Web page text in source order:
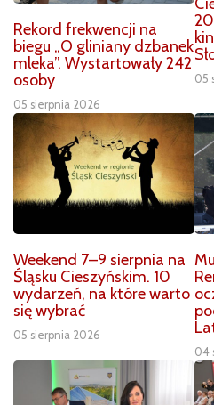
Rekord frekwencji na
biegu „O gliniany dzbanek
mleka”. Wystartowały 242
osoby
05 sierpnia 2026
05
Weekend 7–9 sierpnia na
Śląsku Cieszyńskim. 10
wydarzeń, na które warto
się wybrać
05 sierpnia 2026
04